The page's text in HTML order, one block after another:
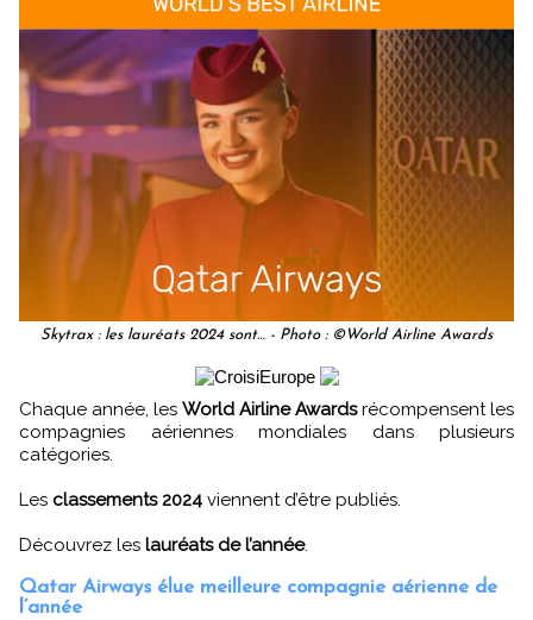
Skytrax : les lauréats 2024 sont… - Photo : ©World Airline Awards
Chaque année, les World Airline Awardsrécompensent les
compagnies aériennes mondiales dans plusieurs
catégories.
Les classements 2024 viennent d’être publiés.
Découvrez les lauréats de l’année.
Qatar Airways élue meilleure compagnie aérienne de
l’année